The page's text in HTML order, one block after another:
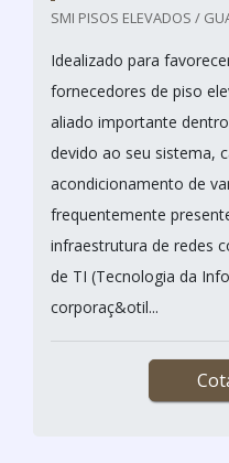
SMI PISOS ELEVADOS /
Idealizado para
fornecedores de piso
aliado importante
devido ao seu sistema,
acondicionamento de
frequentemente
infraestrutura de redes
de TI (Tecnologia da
corporaç&otil...